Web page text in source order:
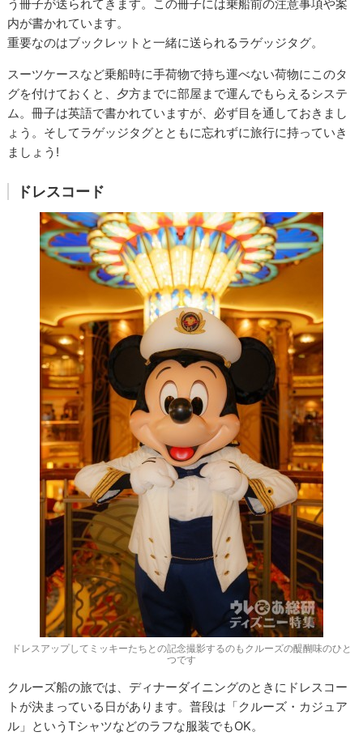
う冊子が送られてきます。この冊子には乗船前の注意事項や案
内が書かれています。
重要なのはブックレットと一緒に送られるラゲッジタグ。
スーツケースなど乗船時に手荷物で持ち運べない荷物にこのタ
グを付けておくと、夕方までに部屋まで運んでもらえるシステ
ム。冊子は英語で書かれていますが、必ず目を通しておきまし
ょう。そしてラゲッジタグとともに忘れずに旅行に持っていき
ましょう!
ドレスコード
ドレスアップしてミッキーたちとの記念撮影するのもクルーズの醍醐味のひと
つです
クルーズ船の旅では、ディナーダイニングのときにドレスコー
トが決まっている日があります。普段は「クルーズ・カジュア
ル」というTシャツなどのラフな服装でもOK。